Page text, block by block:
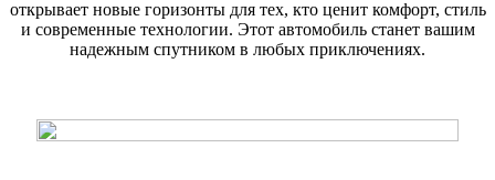
открывает новые горизонты для тех, кто ценит комфорт, стиль
и современные технологии. Этот автомобиль станет вашим
надежным спутником в любых приключениях.